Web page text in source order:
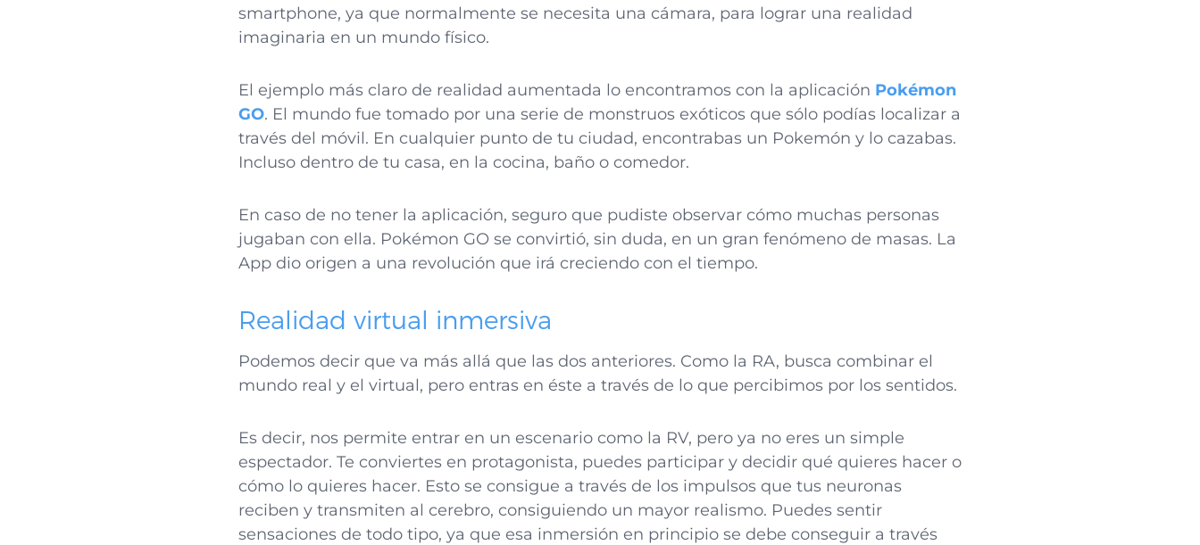
smartphone, ya que normalmente se necesita una cámara, para lograr una realidad
imaginaria en un mundo físico.
El ejemplo más claro de realidad aumentada lo encontramos con la aplicación Pokémon
GO. El mundo fue tomado por una serie de monstruos exóticos que sólo podías localizar a
través del móvil. En cualquier punto de tu ciudad, encontrabas un Pokemón y lo cazabas.
Incluso dentro de tu casa, en la cocina, baño o comedor.
En caso de no tener la aplicación, seguro que pudiste observar cómo muchas personas
jugaban con ella. Pokémon GO se convirtió, sin duda, en un gran fenómeno de masas. La
App dio origen a una revolución que irá creciendo con el tiempo.
Realidad virtual inmersiva
Podemos decir que va más allá que las dos anteriores. Como la RA, busca combinar el
mundo real y el virtual, pero entras en éste a través de lo que percibimos por los sentidos.
Es decir, nos permite entrar en un escenario como la RV, pero ya no eres un simple
espectador. Te conviertes en protagonista, puedes participar y decidir qué quieres hacer o
cómo lo quieres hacer. Esto se consigue a través de los impulsos que tus neuronas
reciben y transmiten al cerebro, consiguiendo un mayor realismo. Puedes sentir
sensaciones de todo tipo, ya que esa inmersión en principio se debe conseguir a través